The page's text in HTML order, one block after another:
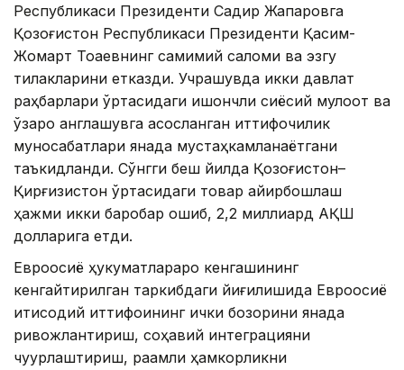
Республикаси Президенти Садир Жапаровга
Қозоғистон Республикаси Президенти Қасим-
Жомарт Тоқаевнинг самимий саломи ва эзгу
тилакларини етказди. Учрашувда икки давлат
раҳбарлари ўртасидаги ишончли сиёсий мулоқот ва
ўзаро англашувга асосланган иттифоқчилик
муносабатлари янада мустаҳкамланаётгани
таъкидланди. Сўнгги беш йилда Қозоғистон–
Қирғизистон ўртасидаги товар айирбошлаш
ҳажми икки баробар ошиб, 2,2 миллиард АҚШ
долларига етди.
Евроосиё ҳукуматлараро кенгашининг
кенгайтирилган таркибдаги йиғилишида Евроосиё
иқтисодий иттифоқининг ички бозорини янада
ривожлантириш, соҳавий интеграцияни
чуқурлаштириш, рақамли ҳамкорликни